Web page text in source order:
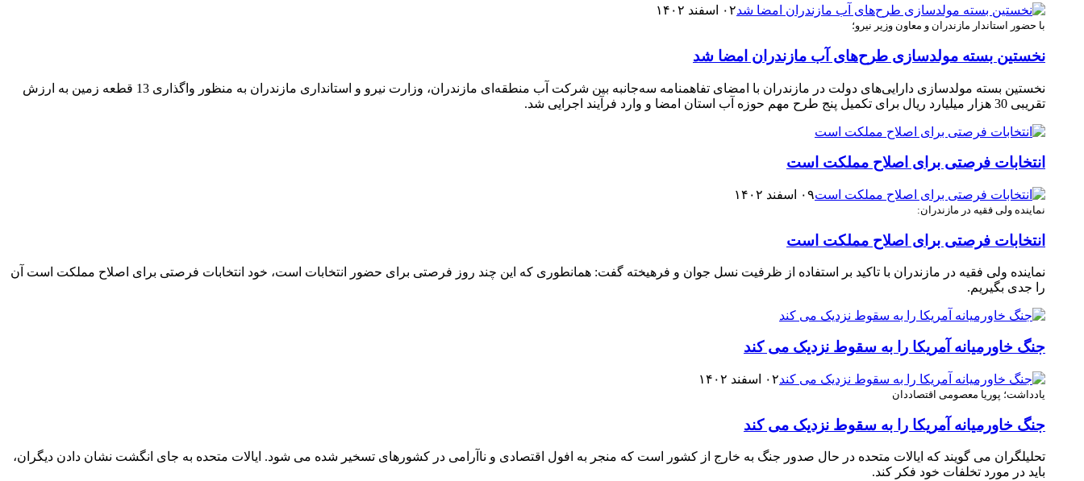
۰۲ اسفند ۱۴۰۲
با حضور استاندار مازندران و معاون وزیر نیرو؛
نخستین بسته مولدسازی طرح‌های آب مازندران امضا شد
نخستین بسته مولدسازی دارایی‌های دولت در مازندران با امضای تفاهمنامه سه‌جانبه بین شرکت آب منطقه‌ای مازندران، وزارت نیرو و استانداری مازندران به منظور واگذاری 13 قطعه زمین به ارزش
تقریبی 30 هزار میلیارد ریال برای تکمیل پنج طرح مهم حوزه آب استان امضا و وارد فرآیند اجرایی شد. ‎
انتخابات فرصتی برای اصلاح مملکت است
۰۹ اسفند ۱۴۰۲
نماینده ولی فقیه در مازندران:
انتخابات فرصتی برای اصلاح مملکت است
نماینده ولی فقیه در مازندران با تاکید بر استفاده از ظرفیت نسل جوان و فرهیخته گفت: همانطوری که این چند روز فرصتی برای حضور انتخابات است، خود انتخابات فرصتی برای اصلاح مملکت است آن
را جدی بگیریم.
جنگ خاورمیانه آمریکا را به سقوط نزدیک می کند
۰۲ اسفند ۱۴۰۲
یادداشت؛ پوریا معصومی اقتصاددان
جنگ خاورمیانه آمریکا را به سقوط نزدیک می کند
تحلیلگران می گویند که ایالات متحده در حال صدور جنگ به خارج از کشور است که منجر به افول اقتصادی و ناآرامی در کشورهای تسخیر شده می شود. ایالات متحده به جای انگشت نشان دادن دیگران،
باید در مورد تخلفات خود فکر کند.